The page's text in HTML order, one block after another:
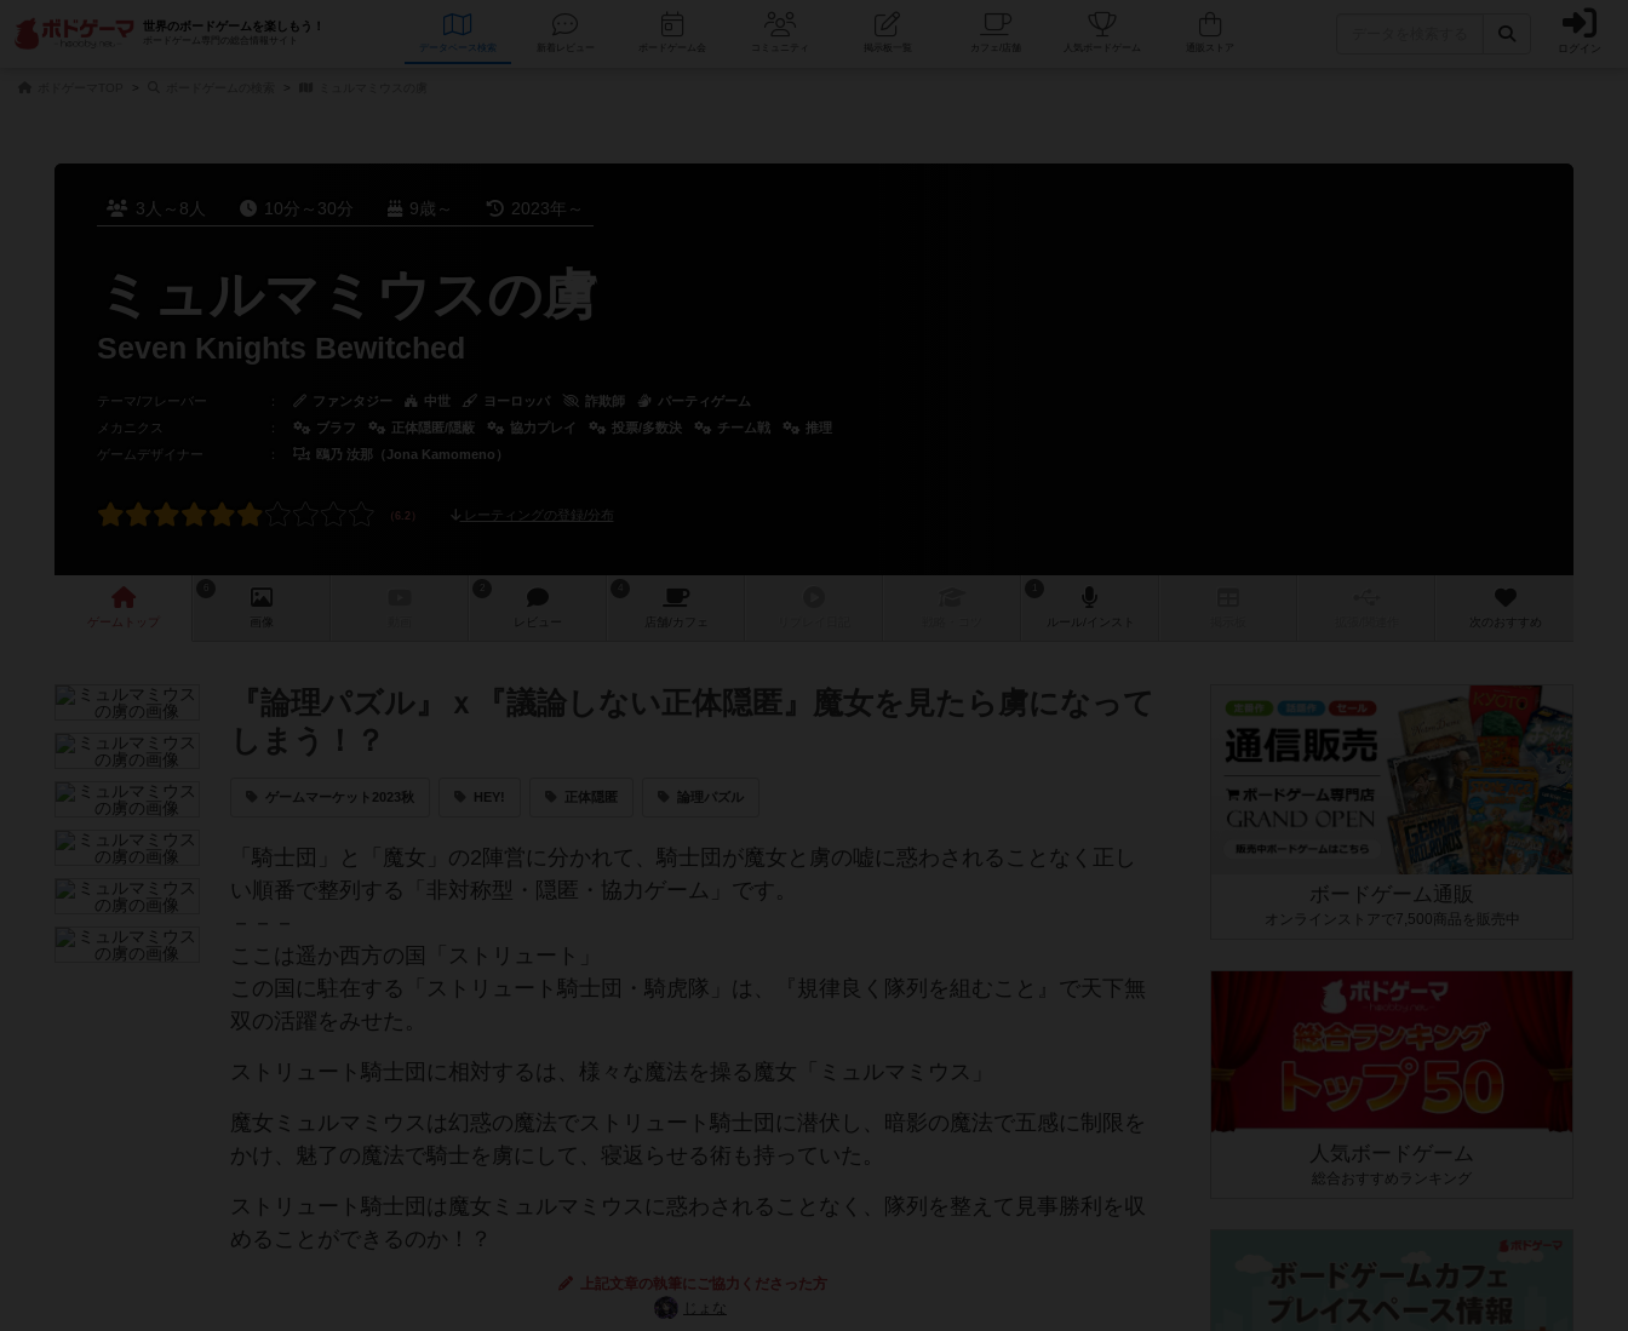
世界のボードゲームを楽しもう！
ボードゲーム専門の総合情報サイト
データベース コミュニティ 人気ボードゲーム ログイン
3人～8人 10分～30分 9歳～ 2023年～
ミュルマミウスの虜
Seven Knights Bewitched
テーマ/フレーバー ： ファンタジー 中世 ヨーロッパ 詐欺師
パーティゲーム
メカニクス
： ブラフ 正体隠匿/隠蔽 協力プレイ 投票/多数決 チーム戦
推理
ゲームデザイナー
： 鴎乃 汝那（Jona Kamomeno）
レーティングの登録/分布
ゲーム 画像 レビュー 店舗/ カフェ 次のおすすめ
『論理パズル』ｘ『議論しない正体隠匿』魔女を見たら虜になって
しまう！？
ゲームマーケット2023秋 HEY! 正体隠匿 論理パズル
「騎士団」と「魔女」の2陣営に分かれて、騎士団が魔女と虜の嘘に惑わされることなく正し
い順番で整列する「非対称型・隠匿・協力ゲーム」です。
ここは遥か西方の国「ストリュート」
この国に駐在する「ストリュート騎士団・騎虎隊」は、『規律良く隊列を組むこと』で天下無
双の活躍をみせた。
ストリュート騎士団に相対するは、様々な魔法を操る魔女「ミュルマミウス」
魔女ミュルマミウスは幻惑の魔法でストリュート騎士団に潜伏し、暗影の魔法で五感に制限を
かけ、魅了の魔法で騎士を虜にして、寝返らせる術も持っていた。
ストリュート騎士団は魔女ミュルマミウスに惑わされることなく、隊列を整えて見事勝利を収
めることができるのか！？
上記文章の執筆にご協力くださった方
じょな
ボードゲーム通販
オンラインストアで7,500商品を販売中
人気ボードゲーム
総合おすすめランキング